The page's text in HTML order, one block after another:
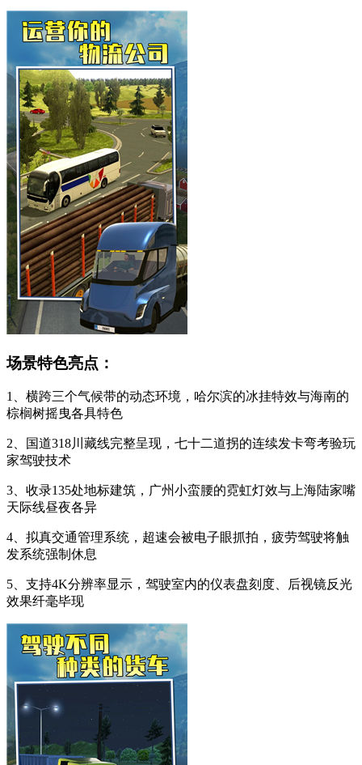
场景特色亮点：
1、横跨三个气候带的动态环境，哈尔滨的冰挂特效与海南的
棕榈树摇曳各具特色
2、国道318川藏线完整呈现，七十二道拐的连续发卡弯考验玩
家驾驶技术
3、收录135处地标建筑，广州小蛮腰的霓虹灯效与上海陆家嘴
天际线昼夜各异
4、拟真交通管理系统，超速会被电子眼抓拍，疲劳驾驶将触
发系统强制休息
5、支持4K分辨率显示，驾驶室内的仪表盘刻度、后视镜反光
效果纤毫毕现